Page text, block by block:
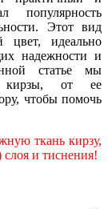
популярность
Этот вид
идеально
надежности и
статье мы
кирзы, от ее
чтобы помочь
ткань кирзу,
и тиснения!